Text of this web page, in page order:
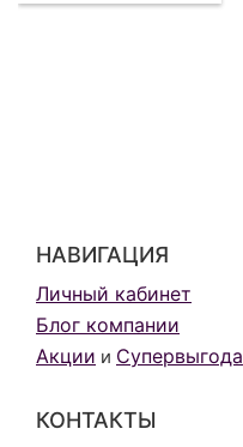
НАВИГАЦИЯ
Личный кабинет
Блог компании
Акции и Супервыгода
КОНТАКТЫ